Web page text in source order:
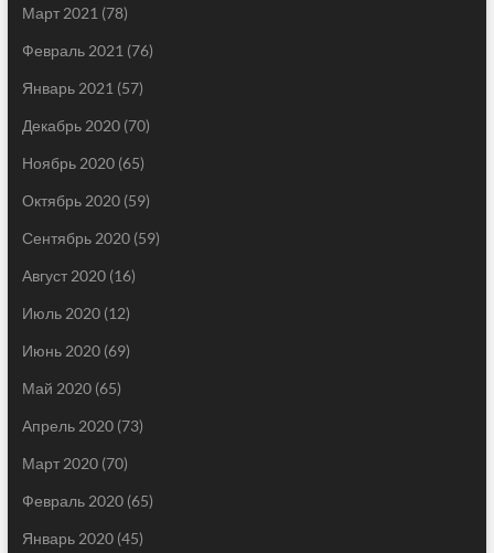
Март 2021 (78)
Февраль 2021 (76)
Январь 2021 (57)
Декабрь 2020(70)
Ноябрь 2020(65)
Октябрь 2020(59)
Сентябрь 2020(59)
Август 2020(16)
Июль 2020(12)
Июнь 2020(69)
Май 2020(65)
Апрель 2020(73)
Март 2020(70)
Февраль 2020(65)
Январь 2020(45)